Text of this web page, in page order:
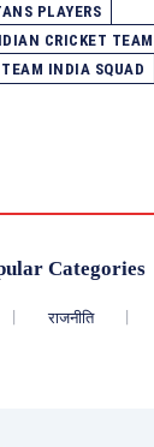
PLAYERS
CRICKET TEAM
TEAM INDIA SQUAD
Categories
राजनीति